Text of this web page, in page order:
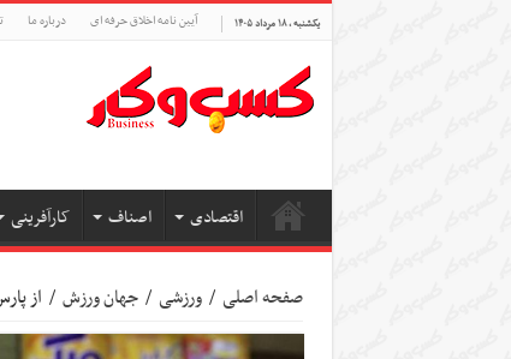
یکشنبه , ۱۸ مرداد ۱۴۰۵ آیین نامه اخلاق حرفه ای درباره ما
اقتصادی اصناف کارآفرینی
صفحه اصلی / ورزشی / جهان ورزش / از